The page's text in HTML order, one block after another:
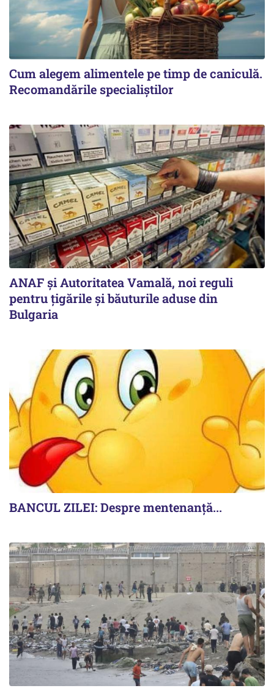
Cum alegem alimentele pe timp de caniculă.
Recomandările specialiștilor
ANAF și Autoritatea Vamală, noi reguli
pentru țigările și băuturile aduse din
Bulgaria
BANCUL ZILEI: Despre mentenanță...